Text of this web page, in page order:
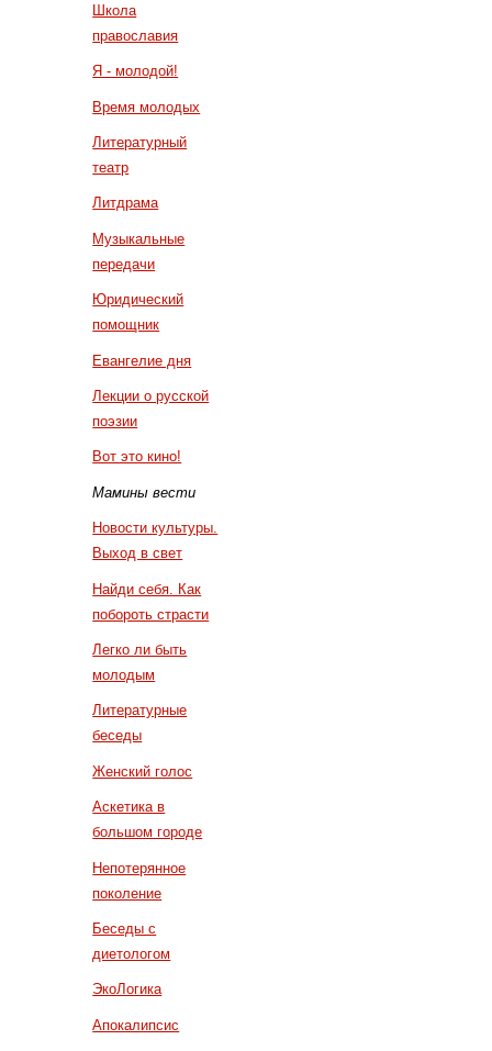
Школа
православия
Я - молодой!
Время молодых
Литературный
театр
Литдрама
Музыкальные
передачи
Юридический
помощник
Евангелие дня
Лекции о русской
поэзии
Вот это кино!
Мамины вести
Новости культуры.
Выход в свет
Найди себя. Как
побороть страсти
Легко ли быть
молодым
Литературные
беседы
Женский голос
Аскетика в
большом городе
Непотерянное
поколение
Беседы с
диетологом
ЭкоЛогика
Апокалипсис